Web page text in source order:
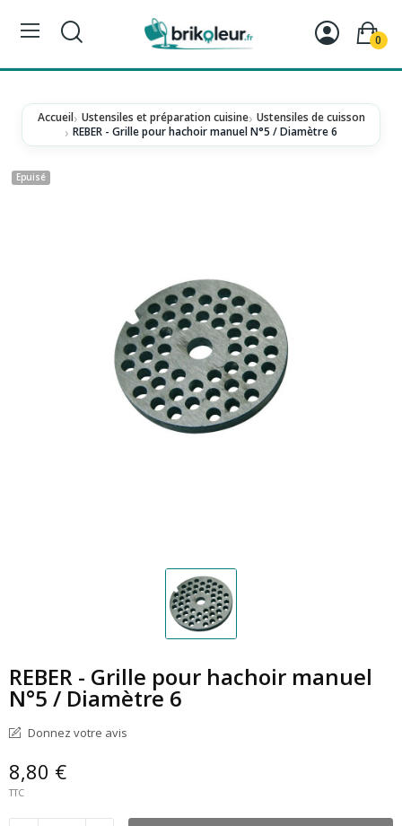
0
Accueil Ustensiles et préparation cuisine Ustensiles de cuisson
REBER - Grille pour hachoir manuel N°5 / Diamètre 6
Epuisé
REBER - Grille pour hachoir manuel
N°5 / Diamètre 6
Donnez votre avis
8,80 €
TTC